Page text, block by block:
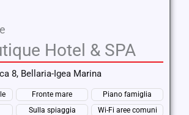
Hotel & SPA
8, Bellaria-Igea Marina
Fronte mare
Piano famiglia
Sulla spiaggia
Wi-Fi aree comuni